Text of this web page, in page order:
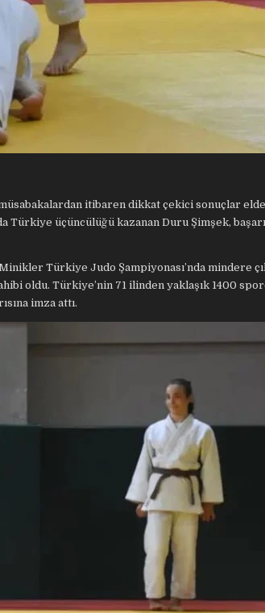
itibaren dikkat çekici sonuçlar elde
Türkiye üçüncülüğü kazanan Duru Şimşek,
Türkiye Judo Şampiyonası’nda mindere
oldu. Türkiye’nin 71 ilinden yaklaşık 1400
imza attı.